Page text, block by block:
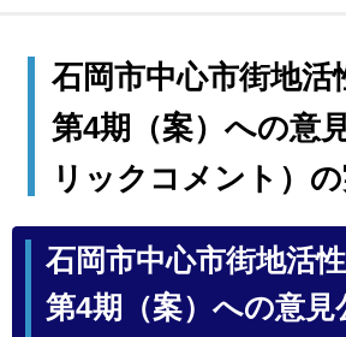
石岡市中心市街地活
第4期（案）への意
リックコメント）
石岡市中心市街地活
第4期（案）への意見